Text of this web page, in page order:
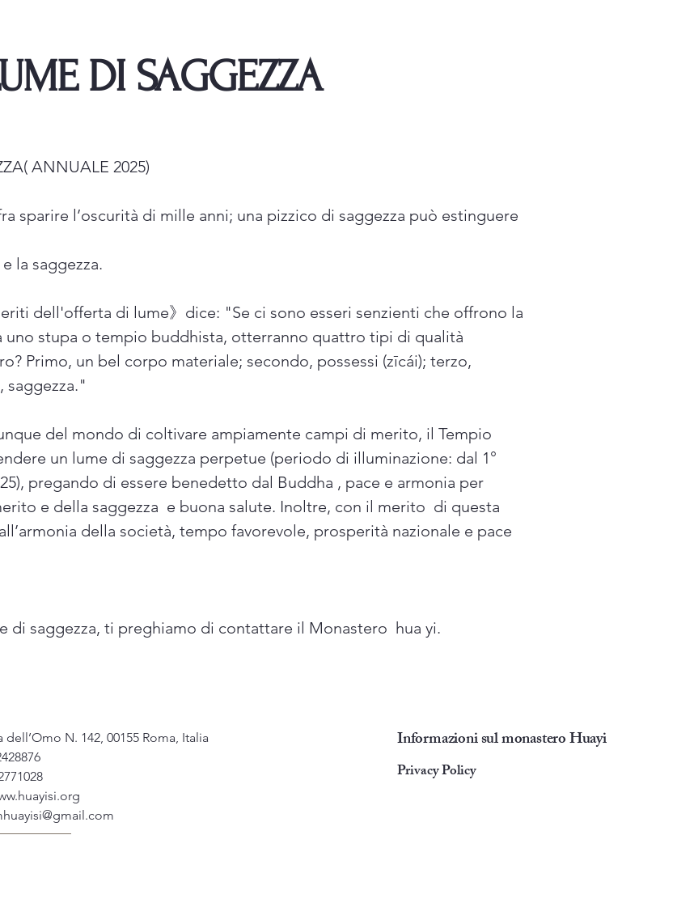
DI SAGGEZZA
ANNUALE 2025)​
sparire l’oscurità di mille anni; una pizzico di saggezza può estinguere
la saggezza.
dell'offerta di lume》dice: "Se ci sono esseri senzienti che offrono la
uno stupa o tempio buddhista, otterranno quattro tipi di qualità
Primo, un bel corpo materiale; secondo, possessi (zīcái); terzo,
saggezza."
del mondo di coltivare ampiamente campi di merito, il Tempio
un lume di saggezza perpetue (periodo di illuminazione: dal 1°
pregando di essere benedetto dal Buddha , pace e armonia per
e della saggezza e buona salute. Inoltre, con il merito di questa
della società, tempo favorevole, prosperità nazionale e pace
di saggezza, ti preghiamo di contattare il Monastero hua yi.
dell’Omo N. 142, 00155 Roma, Italia
Informazioni sul monastero Huayi
Privacy Policy